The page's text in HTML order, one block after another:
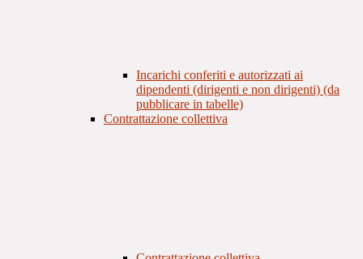
Incarichi conferiti e autorizzati ai
dipendenti (dirigenti e non dirigenti) (da
pubblicare in tabelle)
Contrattazione collettiva